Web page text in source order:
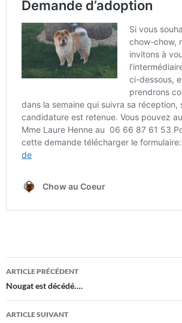
Navigation
des
articles
ARTICLE PRÉCÉDENT
Nougat est décédé….
ARTICLE SUIVANT